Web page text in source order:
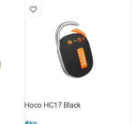
Hoco HC17 Black